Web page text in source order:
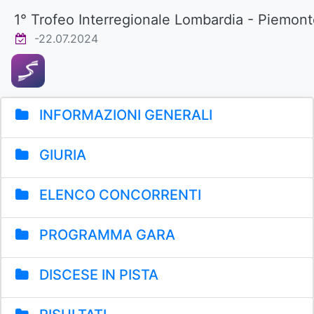
1° Trofeo Interregionale Lombardia -
-22.07.2024
INFORMAZIONI GENERALI
GIURIA
ELENCO CONCORRENTI
PROGRAMMA GARA
DISCESE IN PISTA